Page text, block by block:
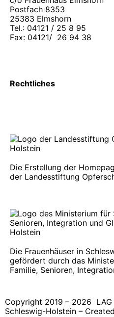
Postfach 8353
25383 Elmshorn
Tel.: 04121 / 25 8 95
Fax: 04121/ 26 94 38
Rechtliches
Die Erstellung der
der Landesstiftung
Die Frauenhäuser in
gefördert durch das
Familie, Senioren,
Copyright 2019 – 2026 LAG
Schleswig-Holstein –